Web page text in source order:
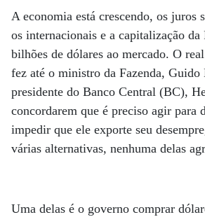
A economia está crescendo, os juros
os internacionais e a capitalização da
bilhões de dólares ao mercado. O
fez até o ministro da Fazenda, Guido
presidente do Banco Central (BC),
concordarem que é preciso agir para
impedir que ele exporte seu
várias alternativas, nenhuma delas
Uma delas é o governo comprar